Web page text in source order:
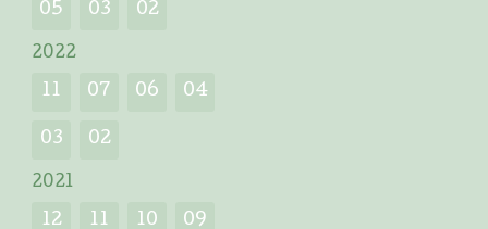
05 03 02
2022
11 07 06 04
03 02
2021
12 11 10 09